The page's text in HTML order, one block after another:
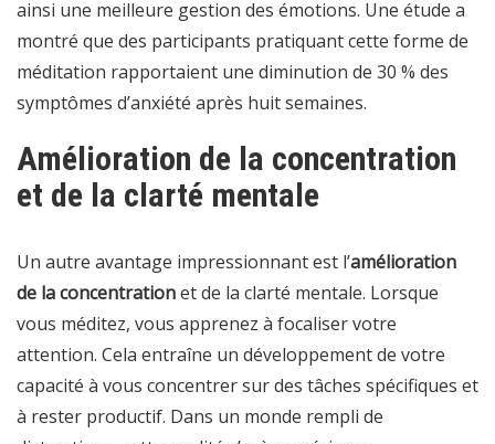
ainsi une meilleure gestion des émotions. Une étude a
montré que des participants pratiquant cette forme de
méditation rapportaient une diminution de 30 % des
symptômes d’anxiété après huit semaines.
Amélioration de la concentration
et de la clarté mentale
Un autre avantage impressionnant est l’amélioration
de la concentrationet de la clarté mentale. Lorsque
vous méditez, vous apprenez à focaliser votre
attention. Cela entraîne un développement de votre
capacité à vous concentrer sur des tâches spécifiques et
à rester productif. Dans un monde rempli de